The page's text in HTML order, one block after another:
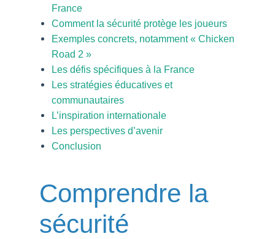
France
Comment la sécurité protège les joueurs
Exemples concrets, notamment « Chicken
Road 2 »
Les défis spécifiques à la France
Les stratégies éducatives et
communautaires
L’inspiration internationale
Les perspectives d’avenir
Conclusion
Comprendre la
sécurité